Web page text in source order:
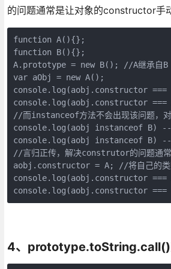
的问题通常是让对象的constructor手
function A(){};
function B(){};
A.prototype = new B(); //A继承自B
var aObj = new A();
console.log(aobj.constructor
console.log(aobj.constructor
//而instanceof方法不会出现该问题，
console.log(aobj instanceof B)
console.log(aobj instanceof B)
//言归正传，解决construtor的问题通
aobj.constructor = A; //将自己的类
console.log(aobj.constructor
console.log(aobj.constructor
4、prototype.toString.call()